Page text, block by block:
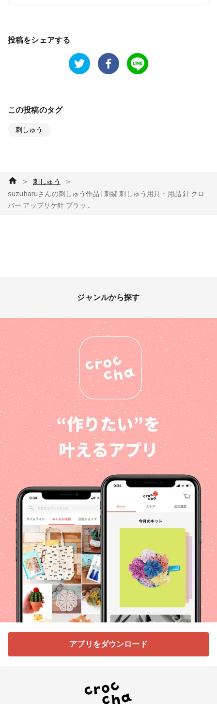
投稿をシェアする
この投稿のタグ
刺しゅう
＞ 刺しゅう ＞
suzuharuさんの刺しゅう作品 | 刺繍 刺しゅう用具・用品 針 クロ
バー アップリケ針 ブラッ...
ジャンルから探す
アプリをダウンロード